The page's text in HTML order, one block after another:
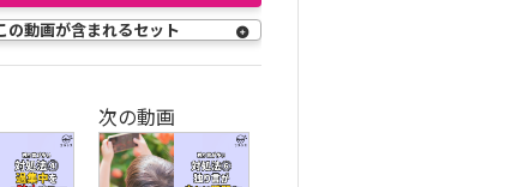
の動画が含まれるセット
次の動画